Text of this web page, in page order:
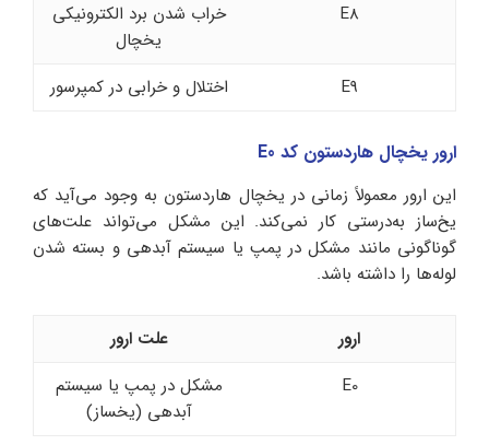
E8
خراب شدن برد الکترونیکی
یخچال
E9
اختلال و خرابی در کمپرسور
ارور یخچال هاردستون کد E0
این ارور معمولاً زمانی در یخچال هاردستون به وجود می‌آید که
یخ‌ساز به‌درستی کار نمی‌کند. این مشکل می‌تواند علت‌های
گوناگونی مانند مشکل در پمپ یا سیستم آبدهی و بسته شدن
لوله‌ها را داشته باشد.
ارور
علت ارور
E0
مشکل در پمپ یا سیستم
آبدهی (یخساز)